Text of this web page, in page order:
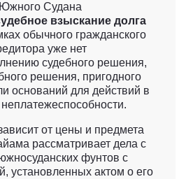
Судана
взыскание долга
обычного гражданского
уже нет
судебного решения,
решения, пригодного
оснований для действий в
от цены и предмета
рассматривает дела с
фунтов с
установленных актом о его